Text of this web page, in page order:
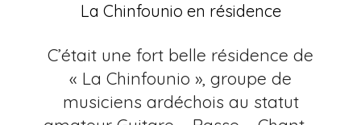
La Chinfounio en résidence
C’était une fort belle résidence de
« La Chinfounio », groupe de
musiciens ardéchois au statut